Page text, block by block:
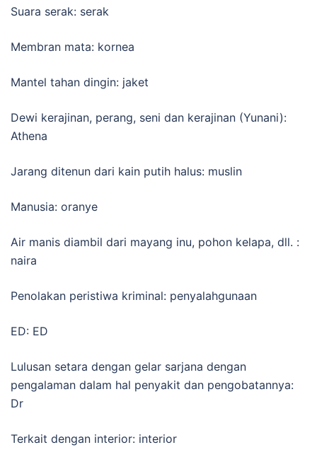
Suara serak: serak
Membran mata: kornea
Mantel tahan dingin: jaket
Dewi kerajinan, perang, seni dan kerajinan (Yunani):
Athena
Jarang ditenun dari kain putih halus: muslin
Manusia: oranye
Air manis diambil dari mayang inu, pohon kelapa, dll. :
naira
Penolakan peristiwa kriminal: penyalahgunaan
ED: ED
Lulusan setara dengan gelar sarjana dengan
pengalaman dalam hal penyakit dan pengobatannya:
Dr
Terkait dengan interior: interior